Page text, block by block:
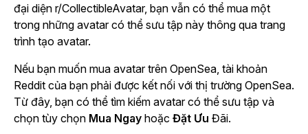
đại diện r/CollectibleAvatar, bạn vẫn có thể mua một
trong những avatar có thể sưu tập này thông qua trang
trình tạo avatar.
Nếu bạn muốn mua avatar trên OpenSea, tài khoản
Reddit của bạn phải được kết nối với thị trường OpenSea.
Từ đây, bạn có thể tìm kiếm avatar có thể sưu tập và
chọn tùy chọn Mua Ngay hoặc Đặt Ưu Đãi.